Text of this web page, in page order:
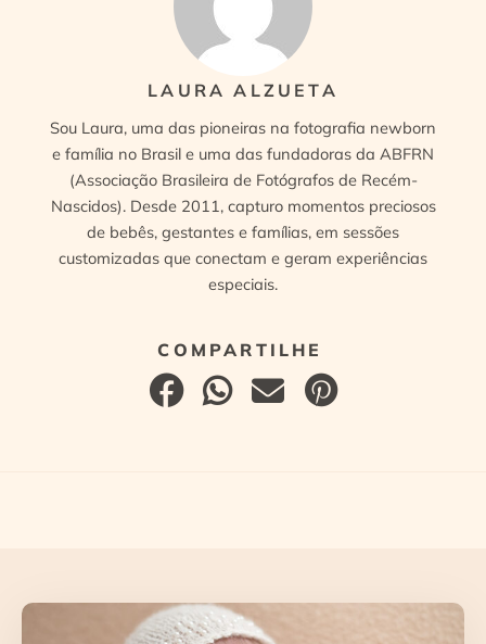
LAURA ALZUETA
Sou Laura, uma das pioneiras na fotografia newborn
e família no Brasil e uma das fundadoras da ABFRN
(Associação Brasileira de Fotógrafos de Recém-
Nascidos). Desde 2011, capturo momentos preciosos
de bebês, gestantes e famílias, em sessões
customizadas que conectam e geram experiências
especiais.